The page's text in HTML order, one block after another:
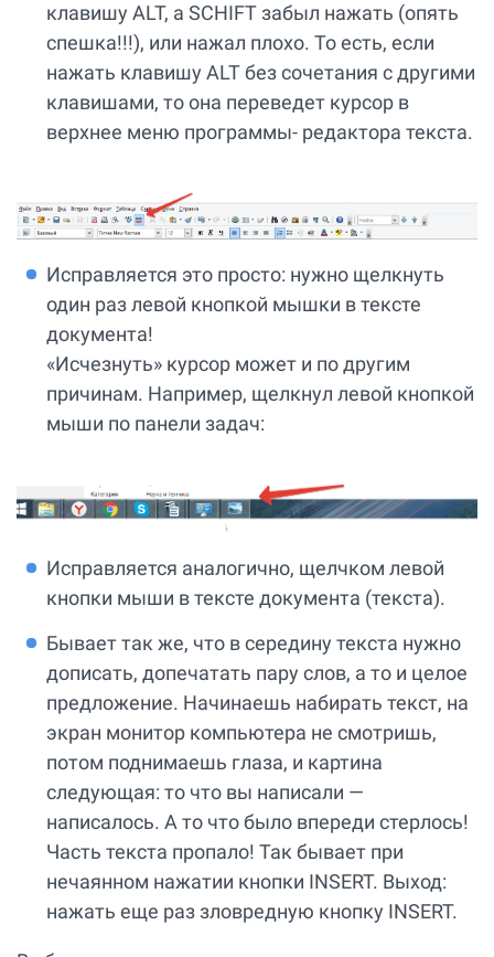
клавишу ALT, а SCHIFT забыл нажать (опять
спешка!!!), или нажал плохо. То есть, если
нажать клавишу ALT без сочетания с другими
клавишами, то она переведет курсор в
верхнее меню программы- редактора текста.
Исправляется это просто: нужно щелкнуть
один раз левой кнопкой мышки в тексте
документа!
«Исчезнуть» курсор может и по другим
причинам. Например, щелкнул левой кнопкой
мыши по панели задач:
Исправляется аналогично, щелчком левой
кнопки мыши в тексте документа (текста).
Бывает так же, что в середину текста нужно
дописать, допечатать пару слов, а то и целое
предложение. Начинаешь набирать текст, на
экран монитор компьютера не смотришь,
потом поднимаешь глаза, и картина
следующая: то что вы написали —
написалось. А то что было впереди стерлось!
Часть текста пропало! Так бывает при
нечаянном нажатии кнопки INSERT. Выход:
нажать еще раз зловредную кнопку INSERT.